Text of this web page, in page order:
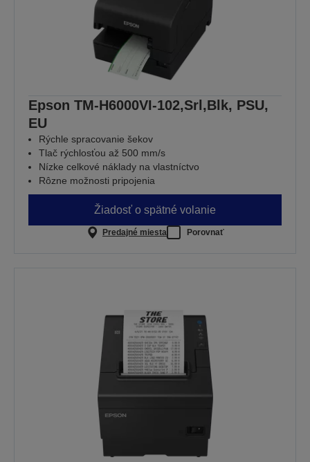
Epson TM-H6000VI-102,Srl,Blk, PSU,
EU
Rýchle spracovanie šekov
Tlač rýchlosťou až 500 mm/s
Nízke celkové náklady na vlastníctvo
Rôzne možnosti pripojenia
Žiadosť o spätné volanie
Predajné miesta Porovnať